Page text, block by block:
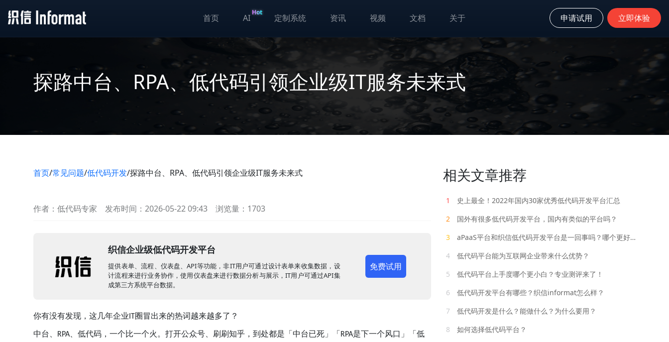
首页 AI
Hot
定制系统 资讯 视频 文档 关于 申请试用 立即体验
探路中台、RPA、低代码引领企业级IT服务未来式
首页/常见问题/低代码开发/探路中台、RPA、低代码引领企业级IT服务未来式
作者：低代码专家 发布时间：2026-05-22 09:43 浏览量：1703
织信企业级低代码开发平台
提供表单、流程、仪表盘、API等功能，非IT用户可通过设计表单来收集数据，设
计流程来进行业务协作，使用仪表盘来进行数据分析与展示，IT用户可通过API集
成第三方系统平台数据。
免费试用
你有没有发现，这几年企业IT圈冒出来的热词越来越多了？
中台、 RPA 、低代码，一个比一个火。打开公众号、刷刷知乎，到处都是「中台已死」「 RPA是下一个风口」「低
相关文章推荐
1
史上最全！2022年国内30家优秀低代码开发平台汇总
2
国外有很多低代码开发平台，国内有类似的平台吗？
3
aPaaS平台和织信低代码开发平台是一回事吗？哪个更好？
4
低代码平台能为互联网企业带来什么优势？
5
低代码平台上手度哪个更小白？专业测评来了！
6
低代码开发平台有哪些？织信informat怎么样？
7
低代码开发是什么？能做什么？为什么要用？
8
如何选择低代码平台？